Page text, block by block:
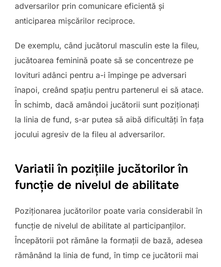
adversarilor prin comunicare eficientă și
anticiparea mișcărilor reciproce.
De exemplu, când jucătorul masculin este la fileu,
jucătoarea feminină poate să se concentreze pe
lovituri adânci pentru a-i împinge pe adversari
înapoi, creând spațiu pentru partenerul ei să atace.
În schimb, dacă amândoi jucătorii sunt poziționați
la linia de fund, s-ar putea să aibă dificultăți în fața
jocului agresiv de la fileu al adversarilor.
Variatii în pozițiile jucătorilor în
funcție de nivelul de abilitate
Poziționarea jucătorilor poate varia considerabil în
funcție de nivelul de abilitate al participanților.
Începătorii pot rămâne la formații de bază, adesea
rămânând la linia de fund, în timp ce jucătorii mai